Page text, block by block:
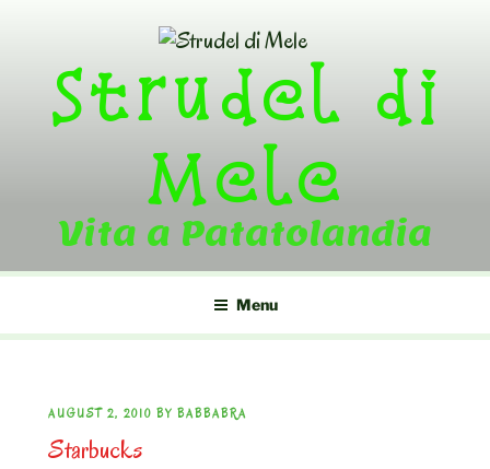
contentStrudel di
Mele
Vita a Patatolandia
Menu
POSTED
ON
AUGUST 2, 2010 BY BABBABRA
Starbucks